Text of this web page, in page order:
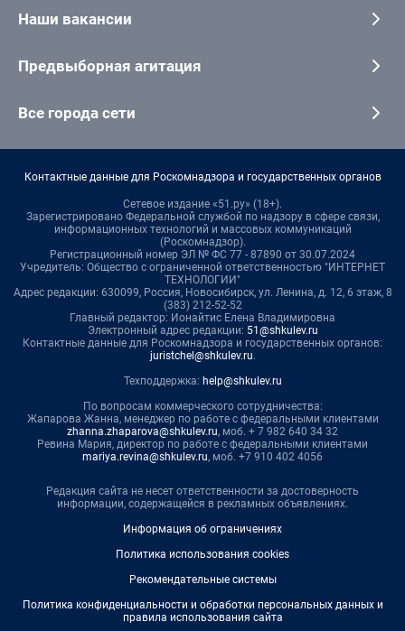
Наши вакансии
Предвыборная агитация
Все города сети
Контактные данные для Роскомнадзора и государственных органов
Сетевое издание «51.ру» (18+).
Зарегистрировано Федеральной службой по надзору в сфере связи,
информационных технологий и массовых коммуникаций
(Роскомнадзор).
Регистрационный номер ЭЛ № ФС 77 - 87890 от 30.07.2024
Учредитель: Общество с ограниченной ответственностью "ИНТЕРНЕТ
ТЕХНОЛОГИИ"
Адрес редакции: 630099, Россия, Новосибирск, ул. Ленина, д. 12, 6 этаж, 8
(383) 212-52-52
Главный редактор: Ионайтис Елена Владимировна
Электронный адрес редакции: 51@shkulev.ru
Контактные данные для Роскомнадзора и государственных органов:
juristchel@shkulev.ru.
Техподдержка: help@shkulev.ru
По вопросам коммерческого сотрудничества:
Жапарова Жанна, менеджер по работе с федеральными клиентами
zhanna.zhaparova@shkulev.ru, моб. + 7 982 640 34 32
Ревина Мария, директор по работе с федеральными клиентами
mariya.revina@shkulev.ru, моб. +7 910 402 4056
Редакция сайта не несет ответственности за достоверность
информации, содержащейся в рекламных объявлениях.
Информация об ограничениях
Политика использования cookies
Рекомендательные системы
Политика конфиденциальности и обработки персональных данных и
правила использования сайта